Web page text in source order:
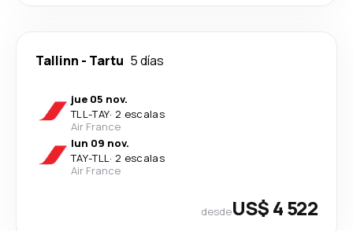
Tallinn - Tartu 5 días
jue 05 nov.
TLL-TAY· 2 escalas
Air France
lun 09 nov.
TAY-TLL· 2 escalas
Air France
desdeUS$ 4 522